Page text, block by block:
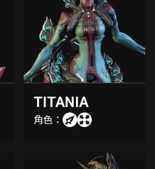
TITANIA
角色：